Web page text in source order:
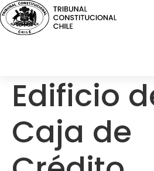
contenido
Edificio
Caja de